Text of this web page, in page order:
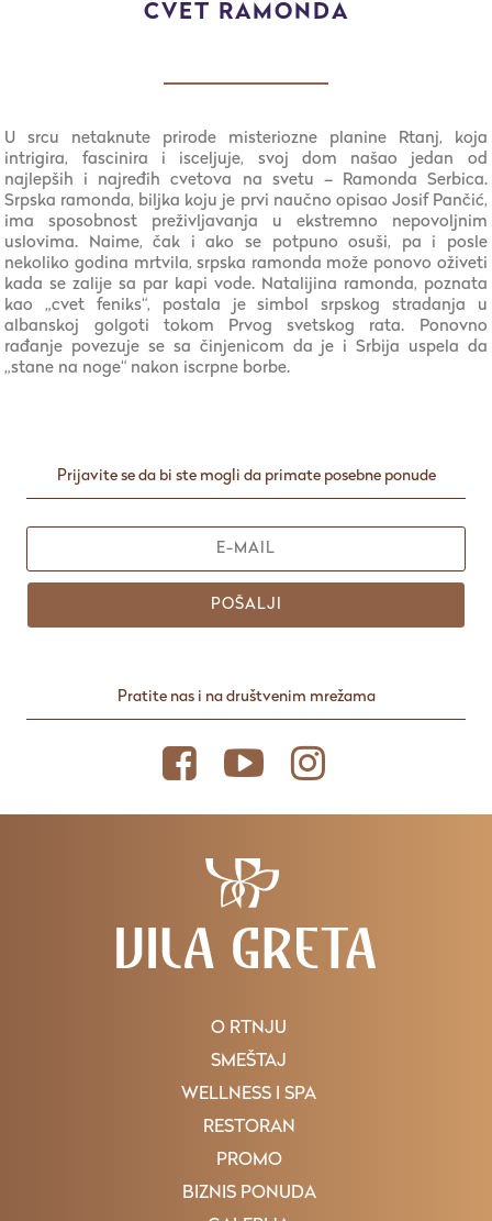
CVET RAMONDA
U srcu netaknute prirode misteriozne planine Rtanj, koja
intrigira, fascinira i isceljuje, svoj dom našao jedan od
najlepših i najređih cvetova na svetu – Ramonda Serbica.
Srpska ramonda, biljka koju je prvi naučno opisao Josif Pančić,
ima sposobnost preživljavanja u ekstremno nepovoljnim
uslovima. Naime, čak i ako se potpuno osuši, pa i posle
nekoliko godina mrtvila, srpska ramonda može ponovo oživeti
kada se zalije sa par kapi vode. Natalijina ramonda, poznata
kao „cvet feniks“, postala je simbol srpskog stradanja u
albanskoj golgoti tokom Prvog svetskog rata. Ponovno
rađanje povezuje se sa činjenicom da je i Srbija uspela da
„stane na noge“ nakon iscrpne borbe.
Prijavite se da bi ste mogli da primate posebne ponude
POŠALJI
Pratite nas i na društvenim mrežama
O RTNJU
SMEŠTAJ
WELLNESS I SPA
RESTORAN
PROMO
BIZNIS PONUDA